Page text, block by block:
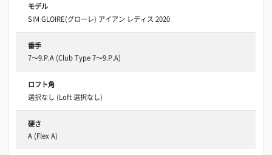
モデル
SIM GLOIRE(グローレ) アイアン レディス 2020
番手
7～9.P.A (Club Type 7～9.P.A)
ロフト角
選択なし (Loft 選択なし)
硬さ
A (Flex A)